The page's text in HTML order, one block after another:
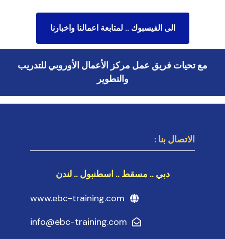
الى الفيسبوك .. لمتابعة اعمالنا واخبارنا
مع تحيات فريق عمل مركز الأعمال الأوروبي للتدريب
والتطوير
الاتصال بنا :
دبي .. مسقط .. اسطنبول .. لندن
www.ebc-training.com
info@ebc-training.com